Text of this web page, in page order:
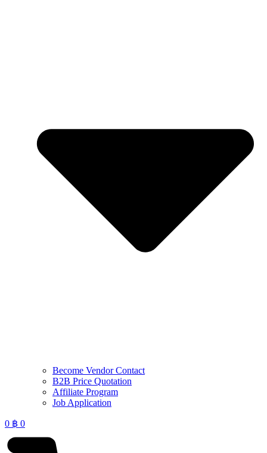
Become Vendor Contact
B2B Price Quotation
Affiliate Program
Job Application
0 ฿ 0